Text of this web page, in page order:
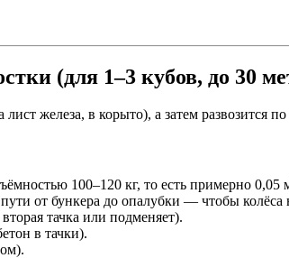
(для 1–3 кубов, до 30
железа, в корыто), а затем развозится
100–120 кг, то есть примерно 0,05
от бункера до опалубки — чтобы колёса
тачка или подменяет).
в тачки).